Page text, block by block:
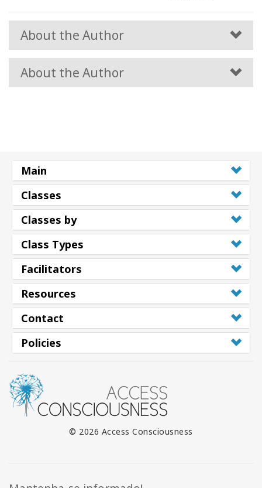
About the Author
About the Author
Main
Classes
Classes by
Class Types
Facilitators
Resources
Contact
Policies
© 2026 Access Consciousness